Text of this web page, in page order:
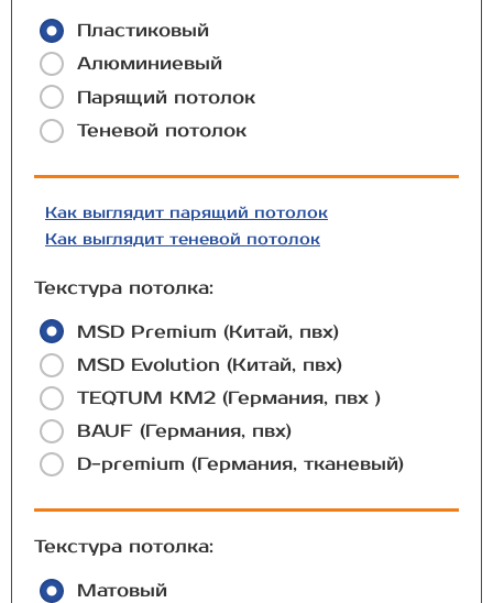
Пластиковый
Алюминиевый
Парящий потолок
Теневой потолок
Как выглядит парящий потолок
Как выглядит теневой потолок
Текстура потолка:
MSD Premium (Китай, пвх)
MSD Evolution (Китай, пвх)
TEQTUM КМ2 (Германия, пвх )
BAUF (Германия, пвх)
D-premium (Германия, тканевый)
Текстура потолка:
Матовый